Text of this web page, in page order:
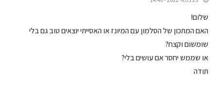
שלום!
האם המתכון של הסלמון עם המיונז או האסייתי יוצאים טוב גם בלי
שומשום וקצח?
או שממש יחסר אם עושים בלי?
תודה